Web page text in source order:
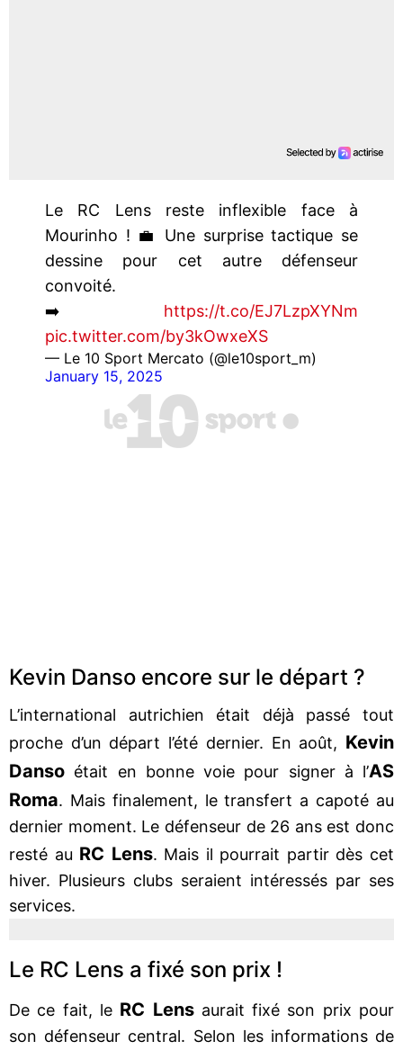
Le RC Lens reste inflexible face à
Mourinho ! 💼 Une surprise tactique se
dessine pour cet autre défenseur
convoité.
➡️ https://t.co/EJ7LzpXYNm
pic.twitter.com/by3kOwxeXS
— Le 10 Sport Mercato (@le10sport_m)
January 15, 2025
Kevin Danso encore sur le départ ?
L’international autrichien était déjà passé tout
proche d’un départ l’été dernier. En août, Kevin
Danso était en bonne voie pour signer à l’AS
Roma. Mais finalement, le transfert a capoté au
dernier moment. Le défenseur de 26 ans est donc
resté au RC Lens. Mais il pourrait partir dès cet
hiver. Plusieurs clubs seraient intéressés par ses
services.
Le RC Lens a fixé son prix !
De ce fait, le RC Lensaurait fixé son prix pour
son défenseur central. Selon les informations de